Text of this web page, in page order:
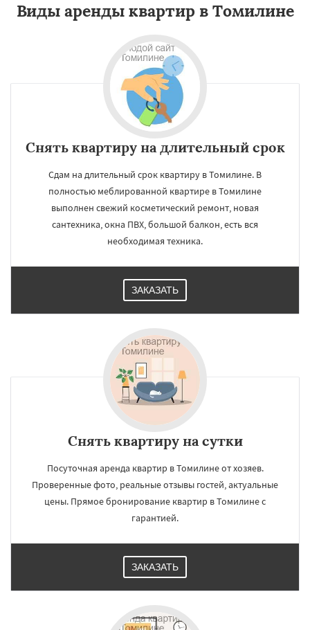
Виды аренды квартир в Томилине
Снять квартиру на длительный срок
Сдам на длительный срок квартиру в Томилине. В
полностью меблированной квартире в Томилине
выполнен свежий косметический ремонт, новая
сантехника, окна ПВХ, большой балкон, есть вся
необходимая техника.
ЗАКАЗАТЬ
Снять квартиру на сутки
Посуточная аренда квартир в Томилине от хозяев.
Проверенные фото, реальные отзывы гостей, актуальные
цены. Прямое бронирование квартир в Томилине с
гарантией.
ЗАКАЗАТЬ